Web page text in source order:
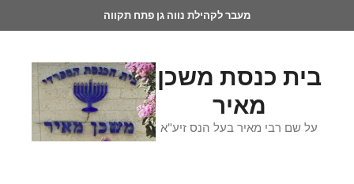
מעבר לקהילת נווה גן פתח תקווה
בית כנסת משכן
מאיר
על שם רבי מאיר בעל הנס זיע"א